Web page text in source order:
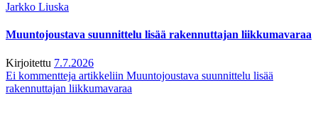
Jarkko Liuska
Muuntojoustava suunnittelu lisää rakennuttajan liikkumavaraa
Kirjoitettu 7.7.2026
Ei kommentteja artikkeliin Muuntojoustava suunnittelu lisää
rakennuttajan liikkumavaraa